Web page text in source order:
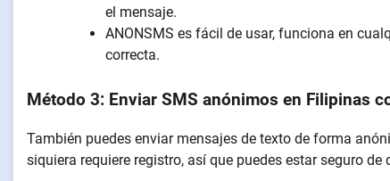
el mensaje.
ANONSMS es fácil de usar, funciona en
correcta.
Método 3: Enviar SMS anónimos en Filipinas
También puedes enviar mensajes de texto de forma
siquiera requiere registro, así que puedes estar seguro